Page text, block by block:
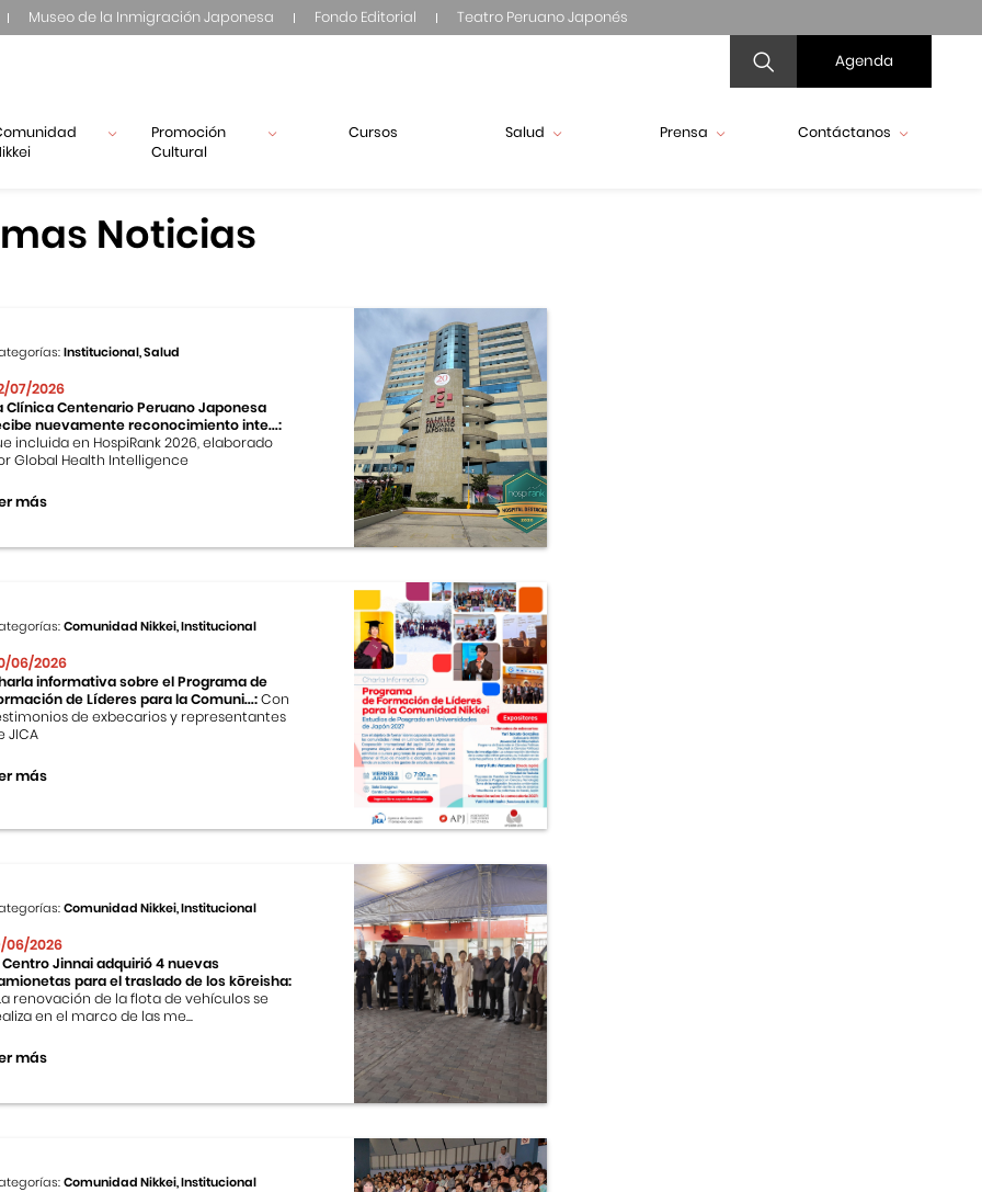
Museo de la Inmigración Japonesa Fondo Editorial Teatro Peruano Japonés
Agenda
Promoción
Cultural
Cursos Salud Prensa Contáctanos
Noticias
Institucional, Salud
07/2026
Clínica Centenario Peruano Japonesa
nuevamente reconocimiento inte...:
incluida en HospiRank 2026, elaborado
Global Health Intelligence
más
Comunidad Nikkei, Institucional
06/2026
informativa sobre el Programa de
de Líderes para la Comuni...:Con
de exbecarios y representantes
JICA
más
Comunidad Nikkei, Institucional
06/2026
Centro Jinnai adquirió 4 nuevas
para el traslado de los kōreisha:
renovación de la flota de vehículos se
en el marco de las me...
más
Comunidad Nikkei, Institucional